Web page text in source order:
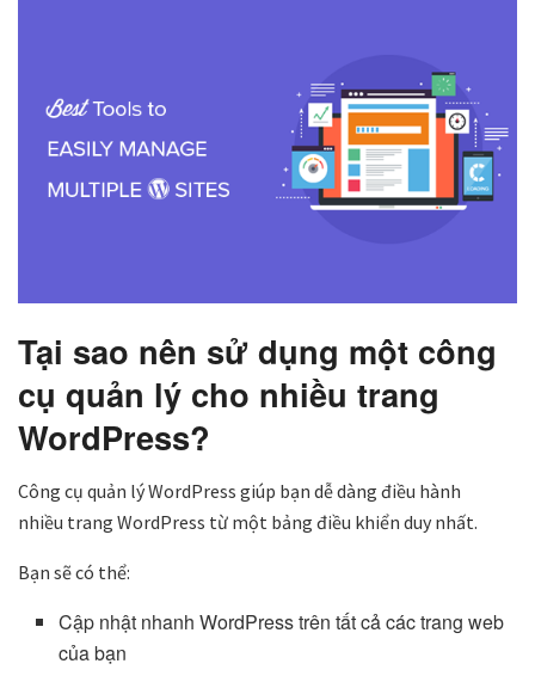
Tại sao nên sử dụng một công
cụ quản lý cho nhiều trang
WordPress?
Công cụ quản lý WordPress giúp bạn dễ dàng điều hành
nhiều trang WordPress từ một bảng điều khiển duy nhất.
Bạn sẽ có thể:
Cập nhật nhanh WordPress trên tất cả các trang web
của bạn